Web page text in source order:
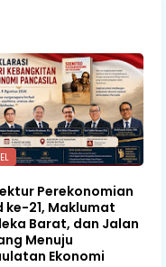
Perekonomian
ke-21, Maklumat
Barat, dan Jalan
Menuju
Ekonomi